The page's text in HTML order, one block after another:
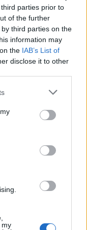
parties prior to
of the further
third parties on the
information may
the IAB’s List of
disclose it to other
my
e GIGA per navigare
mese